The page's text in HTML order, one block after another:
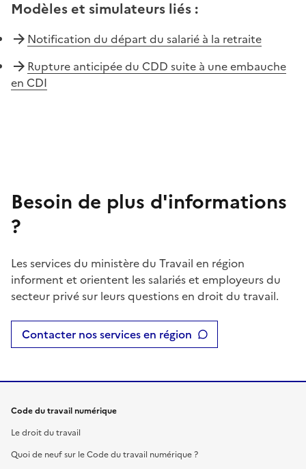
Modèles et simulateurs liés :
Notification du départ du salarié à la retraite
Rupture anticipée du CDD suite à une embauche
en CDI
Besoin de plus d'informations
?
Les services du ministère du Travail en région
informent et orientent les salariés et employeurs du
secteur privé sur leurs questions en droit du travail.
Contacter nos services en région
Code du travail numérique
Le droit du travail
Quoi de neuf sur le Code du travail numérique ?